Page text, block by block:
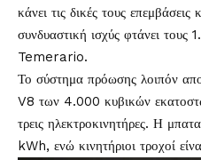
κάνει τις δικές τους επεμβάσεις
συνδυαστική ισχύς φτάνει τους
Temerario.
Το σύστημα πρόωσης λοιπόν
V8 των 4.000 κυβικών
τρεις ηλεκτροκινητήρες. Η
kWh, ενώ κινητήριοι τροχοί